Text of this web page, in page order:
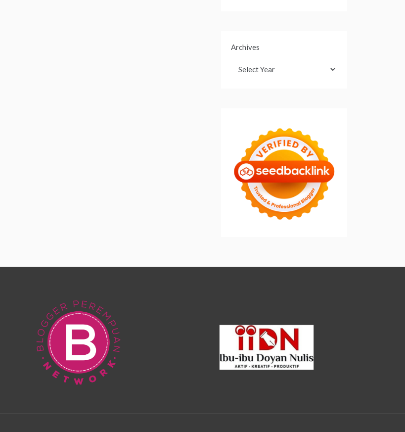
Archives